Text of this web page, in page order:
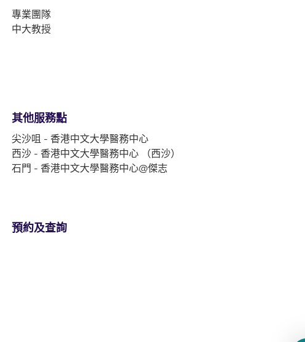
專業團隊
中大教授
其他服務點
尖沙咀 - 香港中文大學醫務中心
西沙 - 香港中文大學醫務中心 （西沙）
石門 - 香港中文大學醫務中心@傑志
預約及查詢